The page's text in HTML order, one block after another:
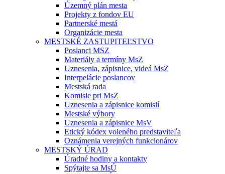
Územný plán mesta
Projekty z fondov EU
Partnerské mestá
Organizácie mesta
MESTSKÉ ZASTUPITEĽSTVO
Poslanci MSZ
Materiály a termíny MsZ
Uznesenia, zápisnice, videá MsZ
Interpelácie poslancov
Mestská rada
Komisie pri MsZ
Uznesenia a zápisnice komisií
Mestské výbory
Uznesenia a zápisnice MsV
Etický kódex voleného predstaviteľa
Oznámenia verejných funkcionárov
MESTSKÝ ÚRAD
Úradné hodiny a kontakty
Spýtajte sa MsÚ